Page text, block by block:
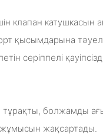
клапан катушкасын
қысымдарына
серіппелі
тұрақты, болжамды
жұмысын жақсартады.